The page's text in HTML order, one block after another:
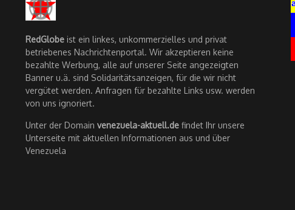
RedGlobe ist ein linkes, unkommerzielles und privat
betriebenes Nachrichtenportal. Wir akzeptieren keine
bezahlte Werbung, alle auf unserer Seite angezeigten
Banner u.ä. sind Solidaritätsanzeigen, für die wir nicht
vergütet werden. Anfragen für bezahlte Links usw. werden
von uns ignoriert.
Unter der Domain venezuela-aktuell.de findet Ihr unsere
Unterseite mit aktuellen Informationen aus und über
Venezuela